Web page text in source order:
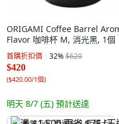
ORIGAMI Coffee Barrel
Flavor 咖啡杯 M, 消光黑, 1個
首購折扣價 32%$620
$420
($420.00/1個)
明天 8/7 (五) 預計送達